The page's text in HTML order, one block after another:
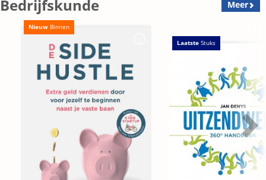
Bedrijfskunde Meer
Nieuw Binnen
Laatste Stuks